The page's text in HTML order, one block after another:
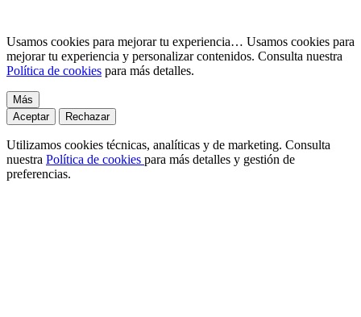
Usamos cookies para mejorar tu experiencia… Usamos cookies para
mejorar tu experiencia y personalizar contenidos. Consulta nuestra
Política de cookies para más detalles.
Más
Aceptar
Rechazar
Utilizamos cookies técnicas, analíticas y de marketing. Consulta
nuestra Política de cookies para más detalles y gestión de
preferencias.